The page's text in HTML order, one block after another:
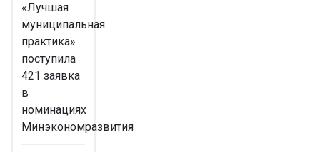
«Лучшая
муниципальная
практика»
поступила
421 заявка
в
номинациях
Минэкономразвития